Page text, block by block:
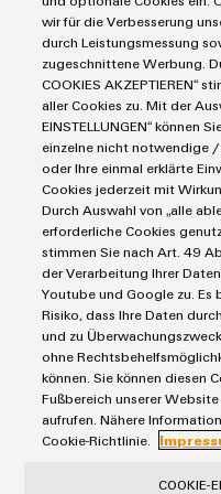
Modifizierte
und
bestückte
Gehäuse
Markierungssysteme
Reihenklemmen
Stromversorgungen
Industrial Security
Single Pair Ethernet
Smart Metering
SNAP IN Anschlusstechnologie
Workplace Solutions
Connectivity Consulting
eShop / Digitale
Engineering-Daten
PCB Connector Services
Support Center
Technische Produktkataloge
Weidmüller Configurator
Industrien
Datencenter
Gerätehersteller
Maschinenbau
Photovoltaik
Wasserstoff
Weidmüller Industry Match
Windenergie
Impressum
Einkaufs- /
Datenschutzerklärung
Cookie Richtlinie
Cookie Einstellungen
Weidmüller GmbH & Co KG
Klingenbergstraße 26
32758 Detmold
Tel.: +49 5231 14-280
wir für die Verbesserung
durch Leistungsmessung
zugeschnittene Werbung.
COOKIES AKZEPTIEREN“
aller Cookies zu. Mit der
EINSTELLUNGEN“ können
einzelne nicht notwendige
oder Ihre einmal erklärte
Cookies jederzeit mit
Durch Auswahl von „alle
erforderliche Cookies
stimmen Sie nach Art. 49
der Verarbeitung Ihrer
Youtube und Google zu. Es
Risiko, dass Ihre Daten
und zu
ohne
können. Sie können diesen
Fußbereich unserer
aufrufen. Nähere
Cookie-Richtlinie.
COOKIE-